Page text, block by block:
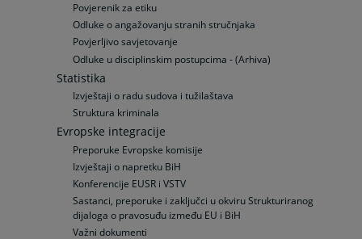
Povjerenik za etiku
Odluke o angažovanju stranih stručnjaka
Povjerljivo savjetovanje
Odluke u disciplinskim postupcima - (Arhiva)
Statistika
Izvještaji o radu sudova i tužilaštava
Struktura kriminala
Evropske integracije
Preporuke Evropske komisije
Izvještaji o napretku BiH
Konferencije EUSR i VSTV
Sastanci, preporuke i zaključci u okviru Strukturiranog
dijaloga o pravosuđu između EU i BiH
Važni dokumenti